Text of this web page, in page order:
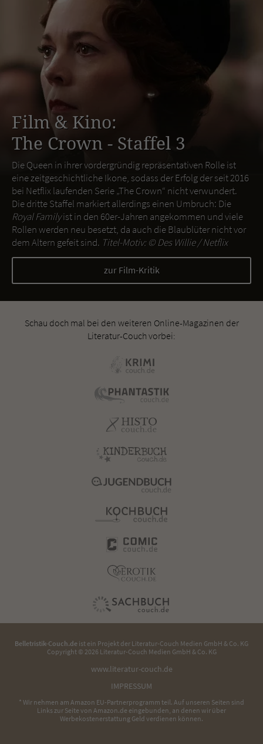
Film & Kino:
The Crown - Staffel 3
Die Queen in ihrer vordergründig repräsentativen Rolle ist
eine zeitgeschichtliche Ikone, sodass der Erfolg der seit 2016
bei Netflix laufenden Serie „The Crown“ nicht verwundert.
Die dritte Staffel markiert allerdings einen Umbruch: Die
Royal Familyist in den 60er-Jahren angekommen und viele
Rollen werden neu besetzt, da auch die Blaublüter nicht vor
dem Altern gefeit sind. Titel-Motiv: ©Des Willie / Netflix
zur Film-Kritik
Schau doch mal bei den weiteren Online-Magazinen der
Literatur-Couch vorbei:
Belletristik-Couch.de ist ein Projekt der Literatur-Couch Medien GmbH & Co. KG
Copyright © 2026 Literatur-Couch Medien GmbH & Co. KG
www.literatur-couch.de
IMPRESSUM
* Wir nehmen am Amazon EU-Partnerprogramm teil. Auf unseren Seiten sind
Links zur Seite von Amazon.de eingebunden, an denen wir über
Werbekostenerstattung Geld verdienen können.